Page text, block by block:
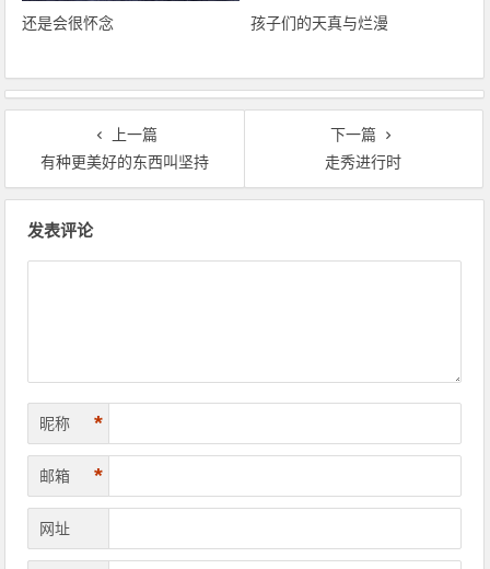
还是会很怀念 孩子们的天真与烂漫
上一篇
有种更美好的东西叫坚持
下一篇
走秀进行时
发表评论
昵称 *
邮箱 *
网址